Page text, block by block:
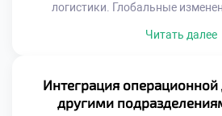
логистики. Глобальные
ресурсов. Специалистам
новым условиям требует
гибкости. Трансформация
уникальный спрос на
Читать далее
Интеграция операционной
другими